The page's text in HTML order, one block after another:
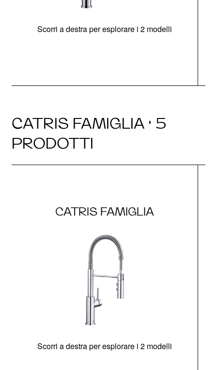
Scorri a destra per esplorare i 2 modelli
CATRIS FAMIGLIA · 5
PRODOTTI
CATRIS FAMIGLIA
Scorri a destra per esplorare i 2 modelli